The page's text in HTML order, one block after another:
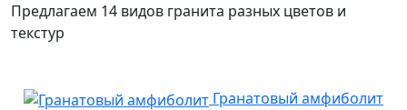
Предлагаем 14 видов гранита разных цветов и
текстур
Гранатовый амфиболит